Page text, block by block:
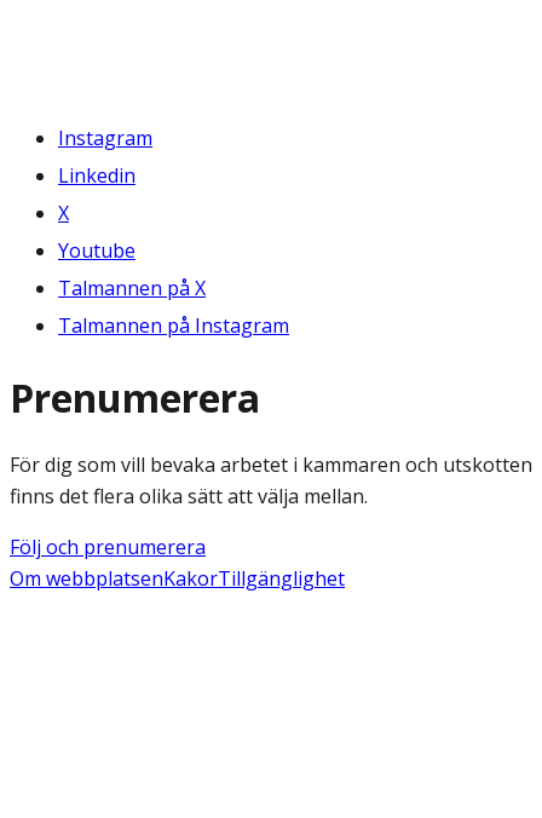
Instagram
Linkedin
X
Youtube
Talmannen på X
Talmannen på Instagram
Prenumerera
För dig som vill bevaka arbetet i kammaren och utskotten
finns det flera olika sätt att välja mellan.
Följ och prenumerera
Om webbplatsenKakorTillgänglighet